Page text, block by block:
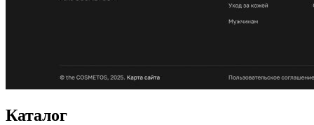
Каталог